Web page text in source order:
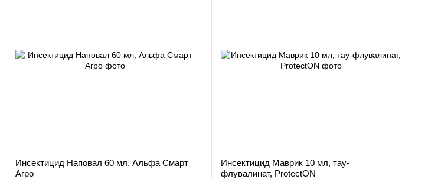
Инсектицид Наповал 60 мл, Альфа Смарт
Агро
Инсектицид Маврик 10 мл, тау-
флувалинат, ProtectON